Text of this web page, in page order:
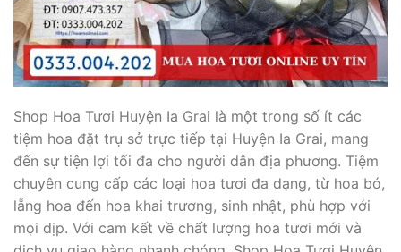
Shop Hoa Tươi Huyện Ia Grai là một trong số ít các
tiệm hoa đặt trụ sở trực tiếp tại Huyện Ia Grai, mang
đến sự tiện lợi tối đa cho người dân địa phương. Tiệm
chuyên cung cấp các loại hoa tươi đa dạng, từ hoa bó,
lẵng hoa đến hoa khai trương, sinh nhật, phù hợp với
mọi dịp. Với cam kết về chất lượng hoa tươi mới và